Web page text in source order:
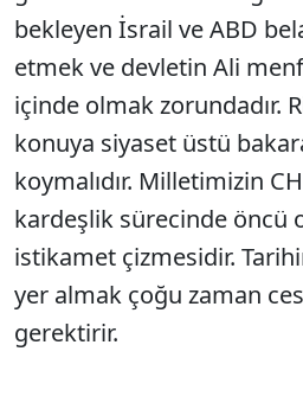
bekleyen İsrail ve ABD
etmek ve devletin Ali
içinde olmak zorundadır.
konuya siyaset üstü
koymalıdır. Milletimizin
kardeşlik sürecinde öncü
istikamet çizmesidir.
yer almak çoğu zaman
gerektirir.